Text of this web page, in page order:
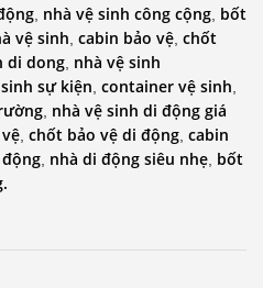
nhà vệ sinh công cộng bốt
vệ sinh cabin bảo vệ chốt
di dong nhà vệ sinh
sự kiện container vệ sinh
nhà vệ sinh di động giá
chốt bảo vệ di động cabin
nhà di động siêu nhẹ bốt